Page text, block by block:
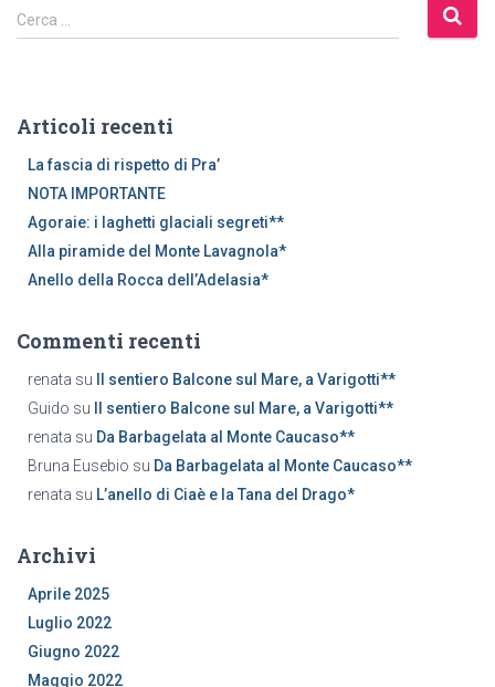
R
i
c
Cerca …
Articoli recenti
La fascia di rispetto di Pra’
NOTA IMPORTANTE
Agoraie: i laghetti glaciali segreti**
Alla piramide del Monte Lavagnola*
Anello della Rocca dell’Adelasia*
Commenti recenti
renata su
Il sentiero Balcone sul Mare, a Varigotti**
Guido su
Il sentiero Balcone sul Mare, a Varigotti**
renata su Da Barbagelata al Monte Caucaso**
Bruna Eusebio su Da Barbagelata al Monte Caucaso**
renata su L’anello di Ciaè e la Tana del Drago*
Archivi
Aprile 2025
Luglio 2022
Giugno 2022
Maggio 2022